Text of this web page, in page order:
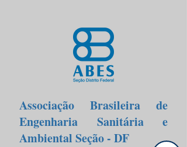
Associação Brasileira de
Engenharia Sanitária e
Ambiental Seção - DF